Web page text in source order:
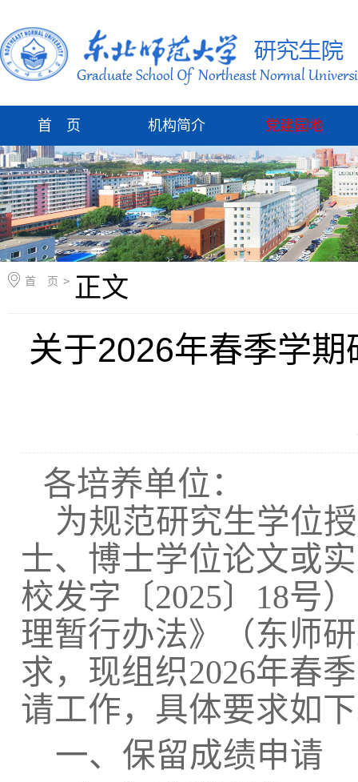
首 页 机构简介 党建园地
首 页 > 正文
关于2026年春季学
各培养单位：
为规范研究生学位
士、博士学位论文或
校发字〔2025〕 18号
理暂行办法》（东师
求，现组织2026年春季
请工作，具体要求如
一、保留成绩申请